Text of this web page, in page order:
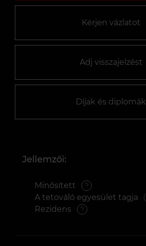
Kérjen vázlatot
Adj visszajelzést
Díjak és diplomák
Jellemzői:
Minősített
A tetováló egyesület tagja
Rezidens